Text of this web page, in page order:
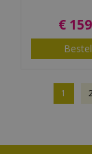
€ 159
1